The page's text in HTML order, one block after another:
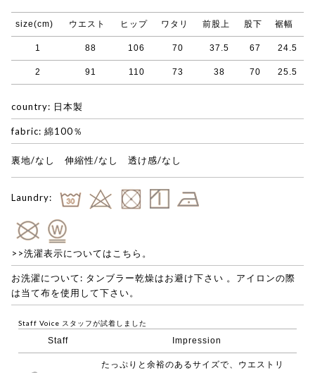
size(cm) ウエスト ヒップ ワタリ 前股上 股下 裾幅
1 88 106 70 37.5 67 24.5
2 91 110 73 38 70 25.5
country: 日本製
fabric: 綿100％
裏地/なし 伸縮性/なし 透け感/なし
Laundry:
>>洗濯表示についてはこちら。
お洗濯について: タンブラー乾燥はお避け下さい 。アイロンの際
は当て布を使用して下さい。
Staff Voice スタッフが試着しました
Staff Impression
たっぷりと余裕のあるサイズで、ウエストリ